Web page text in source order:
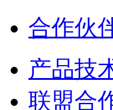
合作伙
产品技
联盟合